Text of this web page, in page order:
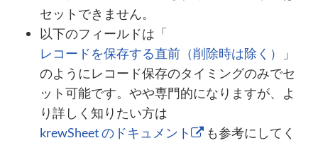
セットできません。
以下のフィールドは「
レコードを保存する直前（削除時は除く）
」
のようにレコード保存のタイミングのみでセ
ット可能です。やや専門的になりますが、よ
り詳しく知りたい方は
krewSheet のドキュメント
も参考にしてく